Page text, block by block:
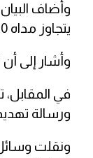
وأضاف
يتجاوز مداه 750 متراً، كما أنه سريع الاحتراق عند ارتفاع درجات الحرارة".
وأشار إلى أن
في
ورسالة